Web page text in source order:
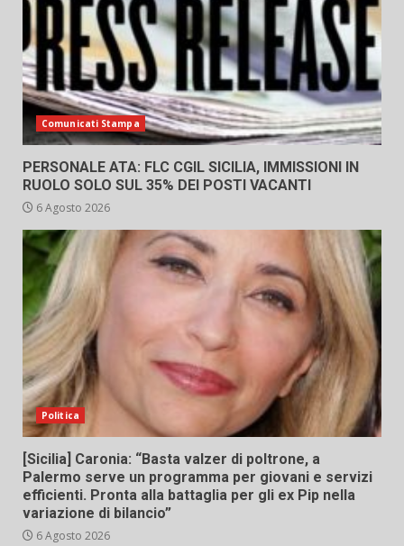
Comunicati Stampa
PERSONALE ATA: FLC CGIL SICILIA, IMMISSIONI IN
RUOLO SOLO SUL 35% DEI POSTI VACANTI
6 Agosto 2026
Politica
[Sicilia] Caronia: “Basta valzer di poltrone, a
Palermo serve un programma per giovani e servizi
efficienti. Pronta alla battaglia per gli ex Pip nella
variazione di bilancio”
6 Agosto 2026